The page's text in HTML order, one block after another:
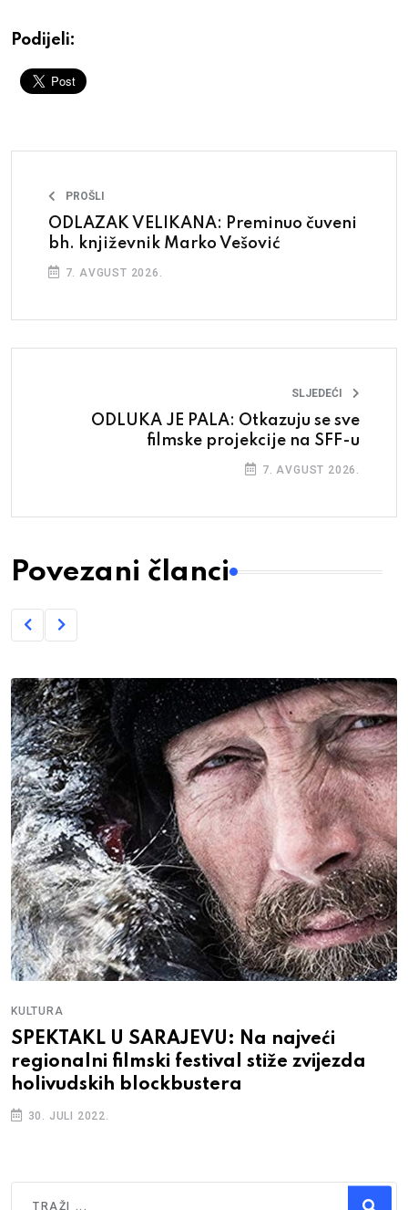
Podijeli:
PROŠLI
ODLAZAK VELIKANA: Preminuo čuveni
bh. književnik Marko Vešović
7. AVGUST 2026.
SLJEDEĆI
ODLUKA JE PALA: Otkazuju se sve
filmske projekcije na SFF-u
7. AVGUST 2026.
Povezani članci
KULTURA
SPEKTAKL U SARAJEVU: Na najveći
regionalni filmski festival stiže zvijezda
holivudskih blockbustera
30. JULI 2022.